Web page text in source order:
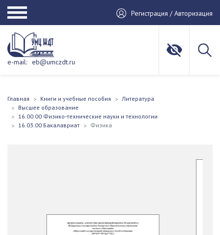
Регистрация / Авторизация
e-mail: eb@umczdt.ru
Главная Книги и учебные пособия
Литература
Высшее образование
16.00.00 Физико-технические науки и технологии
16.03.00 Бакалавриат
Физика